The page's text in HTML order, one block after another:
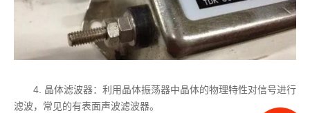
4. 晶体滤波器：利用晶体振荡器中晶体的物理特性对信号进行
滤波，常见的有表面声波滤波器。